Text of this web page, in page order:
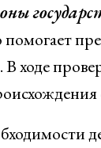
помогает
В ходе